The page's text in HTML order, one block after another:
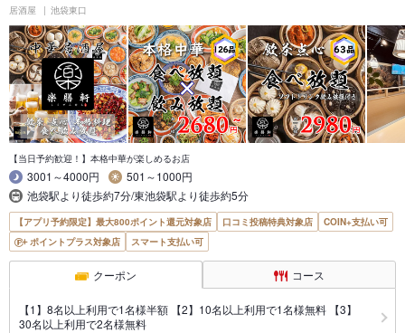
居酒屋 池袋東口
【当日予約歓迎！】本格中華が楽しめるお店
3001～4000円
501～1000円
池袋駅より徒歩約7分/東池袋駅より徒歩約5分
【アプリ予約限定】最大800ポイント還元対象店 口コミ投稿特典対象店
COIN+支払い可
ポイントプラス対象店
スマート支払い可
クーポン コース
【1】8名以上利用で1名様半額 【2】10名以上利用で1名様無料 【3】
30名以上利用で2名様無料